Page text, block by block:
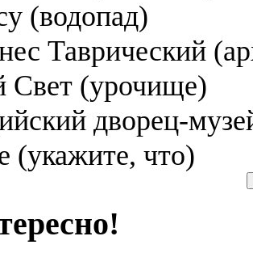
(водопад)
Таврический
Свет (урочище)
дворец-
(укажите, что)